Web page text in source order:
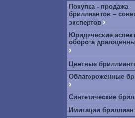
Покупка - продажа
бриллиантов –
экспертов ›
Юридические
оборота
›
Цветные
Облагороженные
›
Синтетические
Имитации